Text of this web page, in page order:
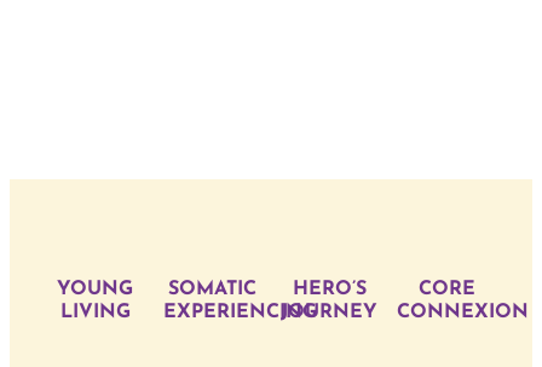
YOUNG
LIVING
SOMATIC
EXPERIENCING
HERO’S
JOURNEY
CORE
CONNEXION